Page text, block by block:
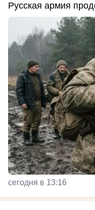
Русская армия
сегодня в 13:16